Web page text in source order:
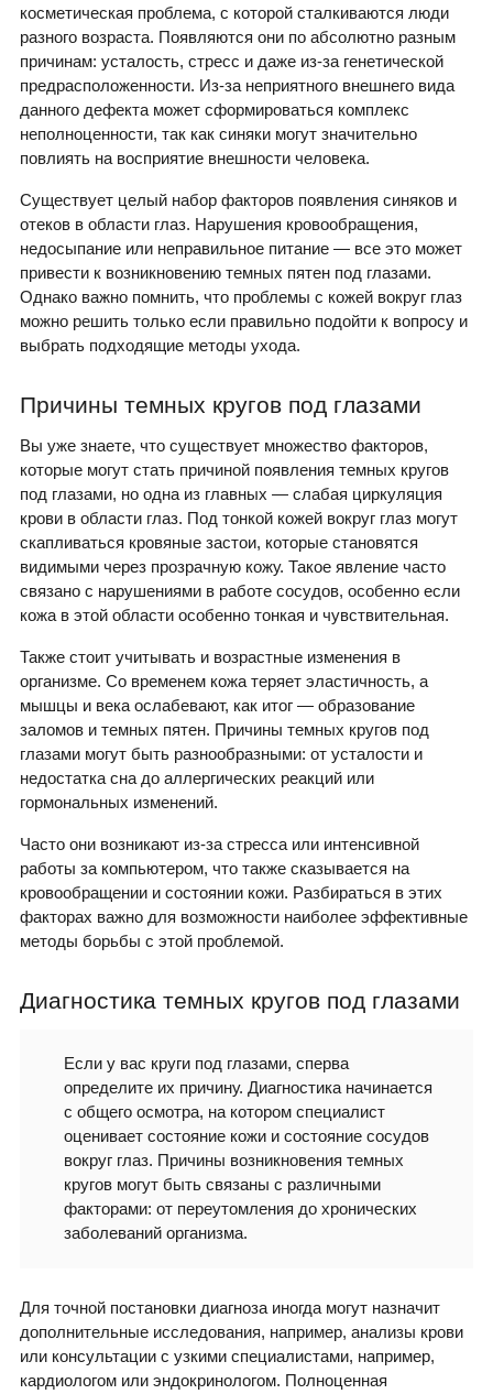
косметическая проблема, с которой сталкиваются люди
разного возраста. Появляются они по абсолютно разным
причинам: усталость, стресс и даже из-за генетической
предрасположенности. Из-за неприятного внешнего вида
данного дефекта может сформироваться комплекс
неполноценности, так как синяки могут значительно
повлиять на восприятие внешности человека.
Существует целый набор факторов появления синяков и
отеков в области глаз. Нарушения кровообращения,
недосыпание или неправильное питание — все это может
привести к возникновению темных пятен под глазами.
Однако важно помнить, что проблемы с кожей вокруг глаз
можно решить только если правильно подойти к вопросу и
выбрать подходящие методы ухода.
Причины темных кругов под глазами
Вы уже знаете, что существует множество факторов,
которые могут стать причиной появления темных кругов
под глазами, но одна из главных — слабая циркуляция
крови в области глаз. Под тонкой кожей вокруг глаз могут
скапливаться кровяные застои, которые становятся
видимыми через прозрачную кожу. Такое явление часто
связано с нарушениями в работе сосудов, особенно если
кожа в этой области особенно тонкая и чувствительная.
Также стоит учитывать и возрастные изменения в
организме. Со временем кожа теряет эластичность, а
мышцы и века ослабевают, как итог — образование
заломов и темных пятен. Причины темных кругов под
глазами могут быть разнообразными: от усталости и
недостатка сна до аллергических реакций или
гормональных изменений.
Часто они возникают из-за стресса или интенсивной
работы за компьютером, что также сказывается на
кровообращении и состоянии кожи. Разбираться в этих
факторах важно для возможности наиболее эффективные
методы борьбы с этой проблемой.
Диагностика темных кругов под глазами
Если у вас круги под глазами, сперва
определите их причину. Диагностика начинается
с общего осмотра, на котором специалист
оценивает состояние кожи и состояние сосудов
вокруг глаз. Причины возникновения темных
кругов могут быть связаны с различными
факторами: от переутомления до хронических
заболеваний организма.
Для точной постановки диагноза иногда могут назначит
дополнительные исследования, например, анализы крови
или консультации с узкими специалистами, например,
кардиологом или эндокринологом. Полноценная